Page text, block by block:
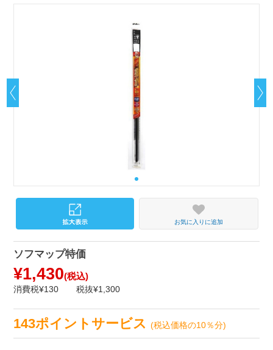
お気に入りに追加
ソフマップ特価
¥1,430(税込)
消費税¥130 税抜¥1,300
143ポイントサービス(税込価格の10％分)